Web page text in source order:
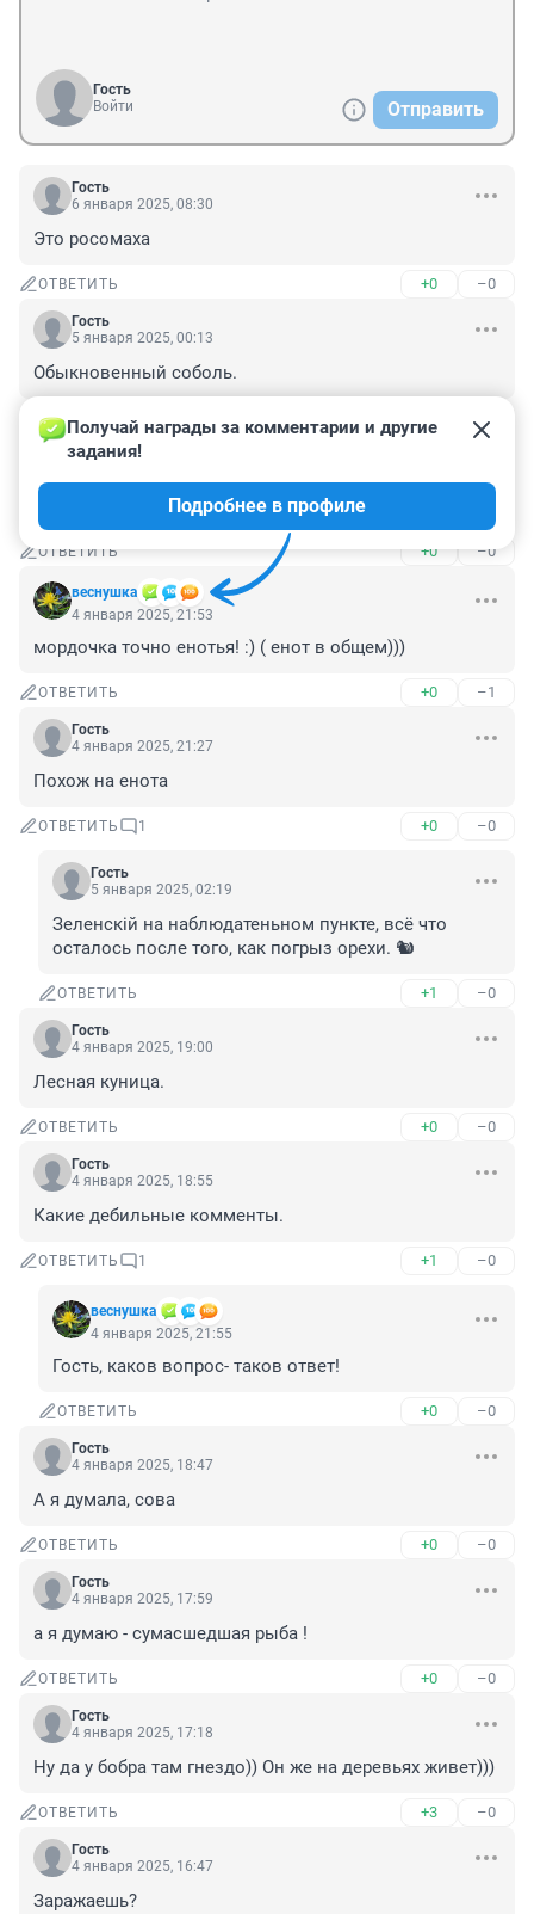
Гость
Войти
Отправить
Гость
6 января 2025, 08:30
Это росомаха
ОТВЕТИТЬ +0 –0
Гость
5 января 2025, 00:13
Обыкновенный соболь.
ОТВЕТИТЬ –0
Гость
ОТВЕТИТЬ +0 –0
веснушка
Получай награды за комментарии и другие
задания!
Подробнее в профиле
4 января 2025, 21:53
мордочка точно енотья! :) ( енот в общем)))
ОТВЕТИТЬ +0 –1
Гость
4 января 2025, 21:27
Похож на енота
ОТВЕТИТЬ 1 +0 –0
Гость
5 января 2025, 02:19
Зеленскiй на наблюдатеньном пункте, всё что
осталось после того, как погрыз орехи. 🐿️
ОТВЕТИТЬ +1 –0
Гость
4 января 2025, 19:00
Лесная куница.
ОТВЕТИТЬ +0 –0
Гость
4 января 2025, 18:55
Какие дебильные комменты.
ОТВЕТИТЬ 1 +1 –0
веснушка
4 января 2025, 21:55
Гость, каков вопрос- таков ответ!
ОТВЕТИТЬ +0 –0
Гость
4 января 2025, 18:47
А я думала, сова
ОТВЕТИТЬ +0 –0
Гость
4 января 2025, 17:59
а я думаю - сумасшедшая рыба !
ОТВЕТИТЬ +0 –0
Гость
4 января 2025, 17:18
Ну да у бобра там гнездо)) Он же на деревьях живет)))
ОТВЕТИТЬ +3 –0
Гость
4 января 2025, 16:47
Заражаешь?